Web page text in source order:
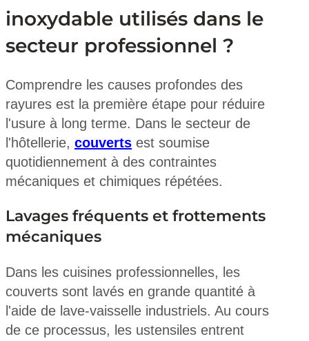
inoxydable utilisés dans le
secteur professionnel ?
Comprendre les causes profondes des
rayures est la première étape pour réduire
l'usure à long terme. Dans le secteur de
l'hôtellerie, couverts est soumise
quotidiennement à des contraintes
mécaniques et chimiques répétées.
Lavages fréquents et frottements
mécaniques
Dans les cuisines professionnelles, les
couverts sont lavés en grande quantité à
l'aide de lave-vaisselle industriels. Au cours
de ce processus, les ustensiles entrent